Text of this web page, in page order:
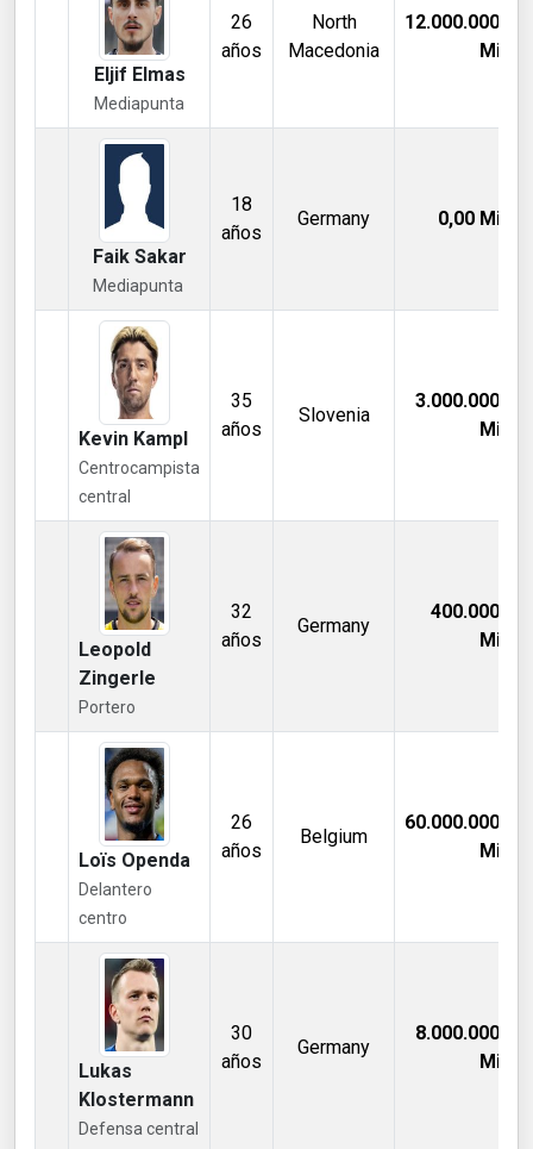
Eljif Elmas
Mediapunta
26
años
North
Macedonia
12.000.000,00
Mill €
Faik Sakar
Mediapunta
18
años
Germany 0,00 Mill €
Kevin Kampl
Centrocampista
central
35
años
Slovenia
3.000.000,00
Mill €
Leopold
Zingerle
Portero
32
años
Germany
400.000,00
Mill €
Loïs Openda
Delantero
centro
26
años
Belgium
60.000.000,00
Mill €
Lukas
Klostermann
Defensa central
30
años
Germany
8.000.000,00
Mill €